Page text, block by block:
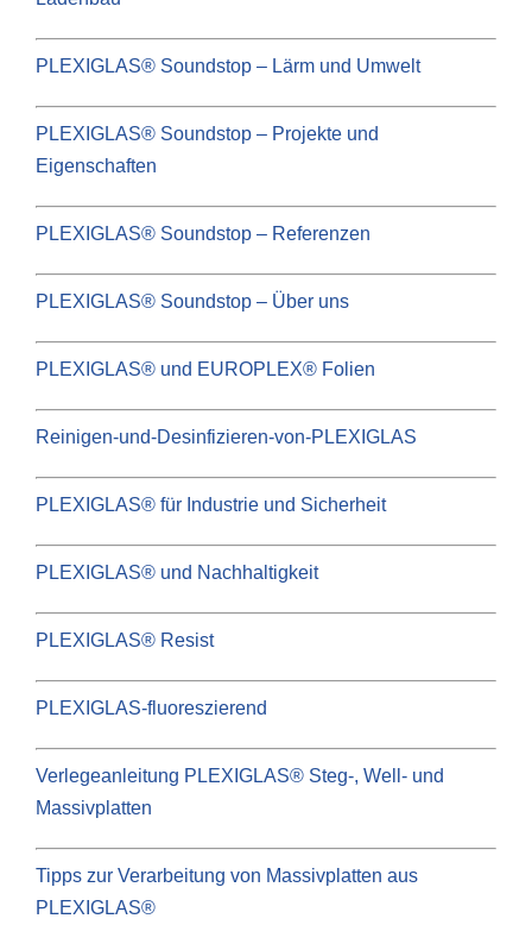
PLEXIGLAS® Soundstop – Lärm und Umwelt
PLEXIGLAS® Soundstop – Projekte und
Eigenschaften
PLEXIGLAS® Soundstop – Referenzen
PLEXIGLAS® Soundstop – Über uns
PLEXIGLAS® und EUROPLEX® Folien
Reinigen-und-Desinfizieren-von-PLEXIGLAS
PLEXIGLAS® für Industrie und Sicherheit
PLEXIGLAS® und Nachhaltigkeit
PLEXIGLAS® Resist
PLEXIGLAS-fluoreszierend
Verlegeanleitung PLEXIGLAS® Steg-, Well- und
Massivplatten
Tipps zur Verarbeitung von Massivplatten aus
PLEXIGLAS®